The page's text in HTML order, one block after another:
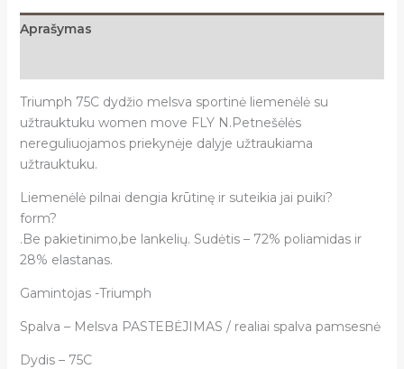
Aprašymas
Triumph 75C dydžio melsva sportinė liemenėlė su
užtrauktuku women move FLY N.Petnešėlės
nereguliuojamos priekynėje dalyje užtraukiama
užtrauktuku.
Liemenėlė pilnai dengia krūtinę ir suteikia jai puiki?
form?
.Be pakietinimo,be lankelių. Sudėtis – 72% poliamidas ir
28% elastanas.
Gamintojas -Triumph
Spalva – Melsva PASTEBĖJIMAS / realiai spalva pamsesnė
Dydis – 75C